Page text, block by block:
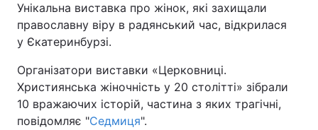
Унікальна виставка про жінок, які захищали
православну віру в радянський час, відкрилася
у Єкатеринбурзі.
Організатори виставки «Церковниці.
Християнська жіночність у 20 столітті» зібрали
10 вражаючих історій, частина з яких трагічні,
повідомляє "Седмиця".